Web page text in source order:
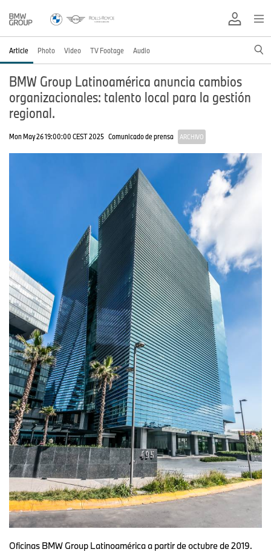
Article Photo Video TV Footage Audio
BMW Group Latinoamérica anuncia cambios
organizacionales: talento local para la gestión
regional.
Mon May 26 19:00:00 CEST 2025 Comunicado de prensa ARCHIVO
Oficinas BMW Group Latinoamérica a partir de octubre de 2019.